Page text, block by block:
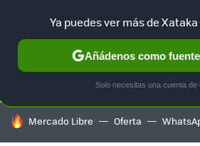
SELECCIÓN GAMING HOME
HOY SE HABLA DE
Mercado Libre Oferta
Ya puedes ver más de Xataka
Añádenos como
Solo necesitas una cuenta de